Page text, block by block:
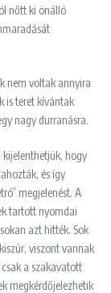
nőtt ki önálló
nem voltak annyira
is teret kívántak
nagy durranásra.
kijelenthetjük, hogy
és így
megjelenést. A
tartott nyomdai
azt hitték. Sok
viszont vannak
a szakavatott
megkérdőjelezhetik